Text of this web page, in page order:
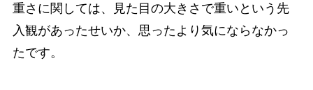
重さに関しては、見た目の大きさで重いという先
入観があったせいか、思ったより気にならなかっ
たです。